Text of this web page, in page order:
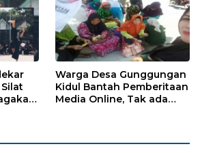
Warga Desa Gunggungan
Kidul Bantah Pemberitaan
Media Online, Tak ada